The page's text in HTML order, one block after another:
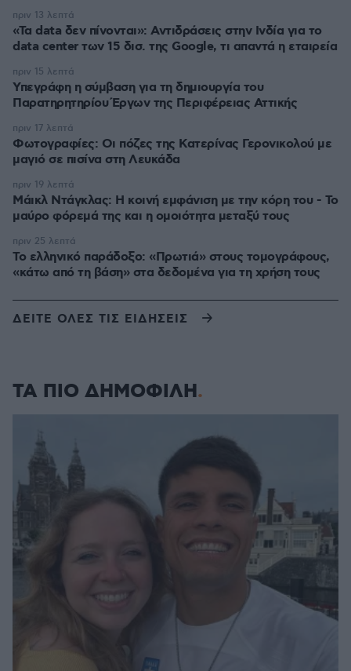
«Τα data δεν πίνονται»: Αντιδράσεις στην Ινδία για το
data center των 15 δισ. της Google, τι απαντά η εταιρεία
πριν 13 λεπτά
Υπεγράφη η σύμβαση για τη δημιουργία του
Παρατηρητηρίου Έργων της Περιφέρειας Αττικής
πριν 15 λεπτά
Φωτογραφίες: Οι πόζες της Κατερίνας Γερονικολού με
μαγιό σε πισίνα στη Λευκάδα
πριν 17 λεπτά
Μάικλ Ντάγκλας: Η κοινή εμφάνιση με την κόρη του - Το
μαύρο φόρεμά της και η ομοιότητα μεταξύ τους
πριν 19 λεπτά
Το ελληνικό παράδοξο: «Πρωτιά» στους τομογράφους,
«κάτω από τη βάση» στα δεδομένα για τη χρήση τους
πριν 25 λεπτά
ΔΕΙΤΕ ΟΛΕΣ ΤΙΣ ΕΙΔΗΣΕΙΣ
ΤΑ ΠΙΟ ΔΗΜΟΦΙΛΗ